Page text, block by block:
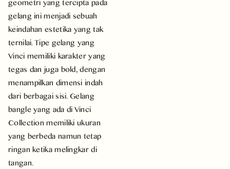
gelang ini menjadi sebuah
keindahan estetika yang tak
ternilai. Tipe gelang yang
Vinci memiliki karakter yang
tegas dan juga bold, dengan
menampilkan dimensi indah
dari berbagai sisi. Gelang
bangle yang ada di Vinci
Collection memiliki ukuran
yang berbeda namun tetap
ringan ketika melingkar di
tangan.